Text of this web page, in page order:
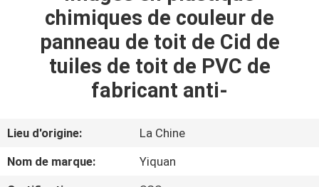
PRODUITS
DE
NOUS
chimiques de couleur de
panneau de toit de Cid de
tuiles de toit de PVC de
fabricant anti-
Lieu d'origine:
La Chine
Nom de marque:
Yiquan